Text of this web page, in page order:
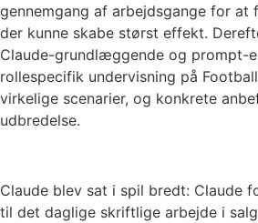
gennemgang af arbejdsgange for at
der kunne skabe størst effekt.
Claude-grundlæggende og prompt-
rollespecifik undervisning på
virkelige scenarier, og konkrete
udbredelse.
Claude blev sat i spil bredt: Claude
til det daglige skriftlige arbejde i